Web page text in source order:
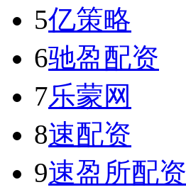
5亿策略
6驰盈配资
7乐蒙网
8速配资
9速盈所配资